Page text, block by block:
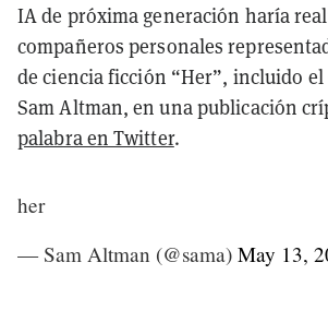
IA de próxima generación haría
compañeros personales
de ciencia ficción “Her”, incluido el
Sam Altman, en una publicación
palabra en Twitter.
her
— Sam Altman (@sama) May 13,